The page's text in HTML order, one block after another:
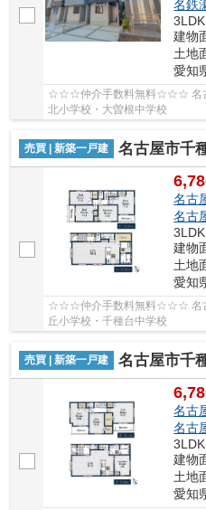
名鉄
3LDK
建物
土地
愛知
☆☆☆仲介手数料無料☆☆☆ 名古
北小学校・大曽根中学校
売買 | 新築一戸建 名古屋市千種区春里町4丁
名古
名古
3LDK
建物
土地
愛知
☆☆☆仲介手数料無料☆☆☆ 名古
丘小学校・千種台中学校
売買 | 新築一戸建 名古屋市千種区春里町4丁
名古
名古
3LDK
建物
土地
愛知